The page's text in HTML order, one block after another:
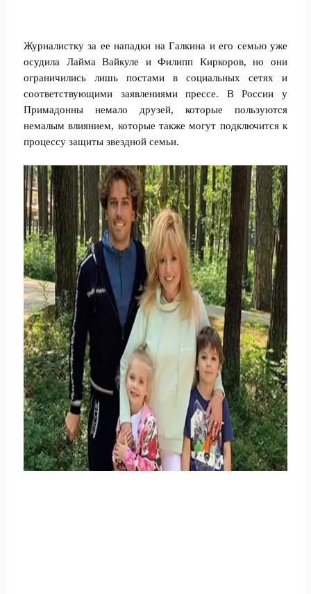
Журналистку за ее нападки на Галкина и его семью уже
осудила Лайма Вайкуле и Филипп Киркоров, но они
ограничились лишь постами в социальных сетях и
соответствующими заявлениями прессе. В России у
Примадонны немало друзей, которые пользуются
немалым влиянием, которые также могут подключится к
процессу защиты звездной семьи.